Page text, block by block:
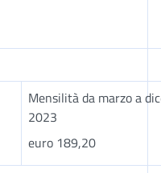
Mensilità da marzo a
2023
euro 189,20